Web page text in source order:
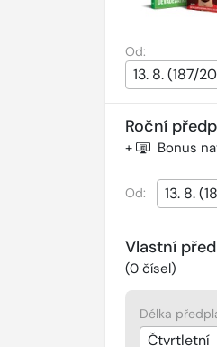
Od:
Roční
+ Bonus
Od:
Vlastní
(0čísel)
Délka